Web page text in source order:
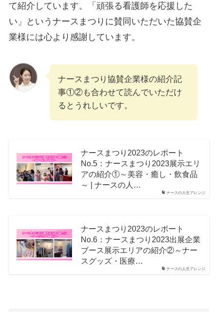
て紹介しています。「頑張る看護師を応援した
い」というナースまつりに賛同いただいた協賛企
業様には心より感謝しています。
ナースまつり協賛企業様の紹介記
事①②も合わせて読んでいただけ
るとうれしいです。
ナースの人生アレンジ
ナースまつり2023のレポート
No.5：ナースまつり2023展示エリ
アの紹介①～美容・癒し・飲食品
～ | ナースの人…
ナースの人生アレンジ
ナースまつり2023のレポート
No.6：ナースまつり2023出展企業
ブース展示エリアの紹介②～ナー
スグッズ・医療…